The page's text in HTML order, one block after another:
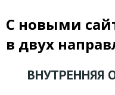
С новыми
в двух
ВНУТРЕННЯЯ